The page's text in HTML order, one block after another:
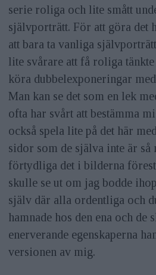
serie roliga och lite smått
självporträtt. För att göra det
att bara ta vanliga
lite svårare att få roliga
köra dubbelexponeringar
Man kan se det som en lek
ofta har svårt att bestämma
också spela lite på det här
sidor som de själva inte är så
förtydliga det i bilderna
skulle se ut om jag bodde
själv där alla ordentliga och
hamnade hos den ena och de
enerverande egenskaperna
versionen av mig.